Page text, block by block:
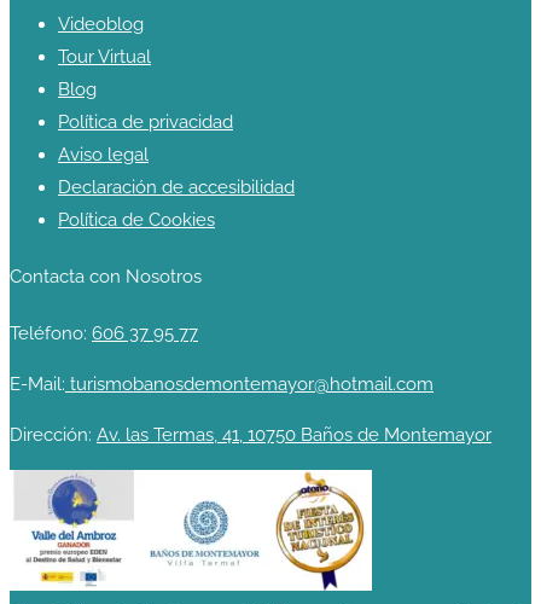
Videoblog
Tour Virtual
Blog
Política de privacidad
Aviso legal
Declaración de accesibilidad
Política de Cookies
Contacta con Nosotros
Teléfono: 606 37 95 77
E-Mail: turismobanosdemontemayor@hotmail.com
Dirección: Av. las Termas, 41, 10750 Baños de Montemayor